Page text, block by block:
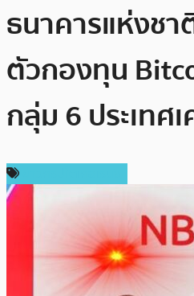
ธนาคารแห่งชา
ตัวกองทุน
กลุ่ม 6 ประเทศ